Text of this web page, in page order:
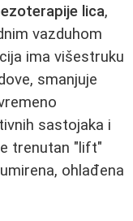
lica,
vazduhom
ima višestruku
smanjuje
sastojaka i
trenutan "lift"
ohlađena